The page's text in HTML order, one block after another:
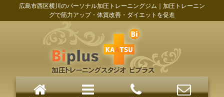
広島市西区横川のパーソナル加圧トレーニングジム｜加圧トレーニン
グで筋力アップ・体質改善・ダイエットを促進